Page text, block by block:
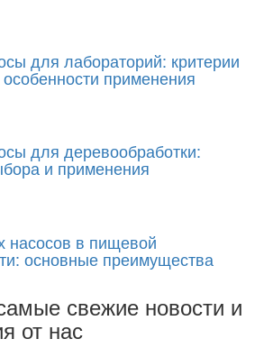
для лабораторий: критерии
применения
для деревообработки:
и применения
насосов в пищевой
основные преимущества
свежие новости и
от нас